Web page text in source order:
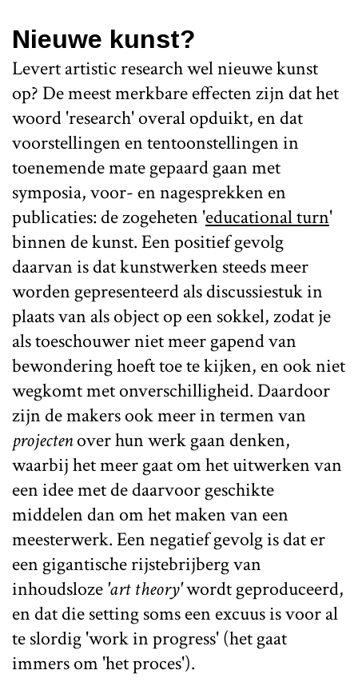
Nieuwe kunst?
Levert artistic research wel nieuwe kunst
op? De meest merkbare effecten zijn dat het
woord 'research' overal opduikt, en dat
voorstellingen en tentoonstellingen in
toenemende mate gepaard gaan met
symposia, voor- en nagesprekken en
publicaties: de zogeheten 'educational turn'
binnen de kunst. Een positief gevolg
daarvan is dat kunstwerken steeds meer
worden gepresenteerd als discussiestuk in
plaats van als object op een sokkel, zodat je
als toeschouwer niet meer gapend van
bewondering hoeft toe te kijken, en ook niet
wegkomt met onverschilligheid. Daardoor
zijn de makers ook meer in termen van
projectenover hun werk gaan denken,
waarbij het meer gaat om het uitwerken van
een idee met de daarvoor geschikte
middelen dan om het maken van een
meesterwerk. Een negatief gevolg is dat er
een gigantische rijstebrijberg van
inhoudsloze 'art theory'wordt geproduceerd,
en dat die setting soms een excuus is voor al
te slordig 'work in progress' (het gaat
immers om 'het proces').